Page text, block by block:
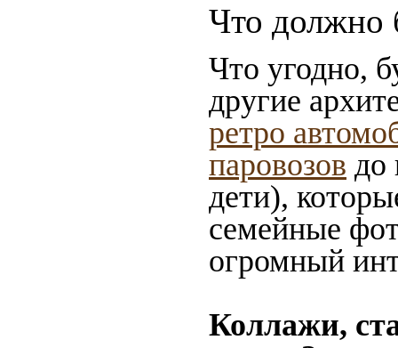
Что должно
Что угодно,
другие
ретро
паровозов до
дети),
семейные
огромный
Коллажи,